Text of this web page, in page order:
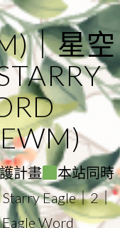
｜星空
計畫
本站同時
Eagle｜2｜
Word